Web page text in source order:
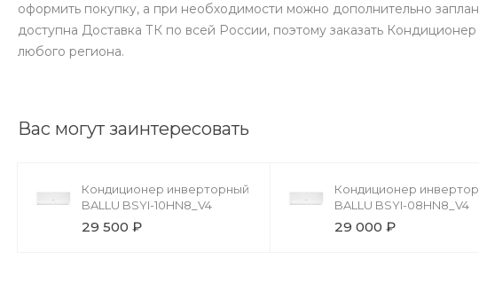
оформить покупку, а при необходимости можно дополнительно
доступна Доставка ТК по всей России, поэтому заказать
любого региона.
Вас могут заинтересовать
Кондиционер инверторный
BALLU BSYI-10HN8_V4
29 500 ₽
Кондиционер
BALLU BSYI-08HN8_V4
29 000 ₽